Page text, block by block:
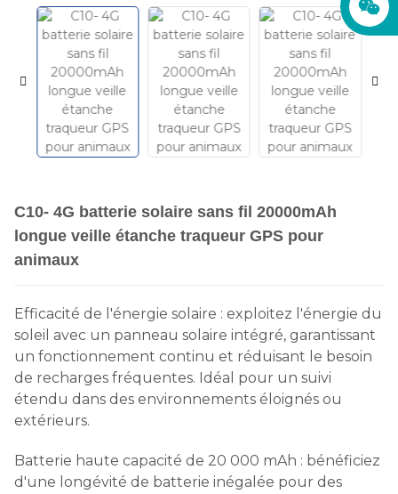
C10- 4G batterie solaire sans fil 20000mAh
longue veille étanche traqueur GPS pour
animaux
Efficacité de l'énergie solaire : exploitez l'énergie du
soleil avec un panneau solaire intégré, garantissant
un fonctionnement continu et réduisant le besoin
de recharges fréquentes. Idéal pour un suivi
étendu dans des environnements éloignés ou
extérieurs.
Batterie haute capacité de 20 000 mAh : bénéficiez
d'une longévité de batterie inégalée pour des